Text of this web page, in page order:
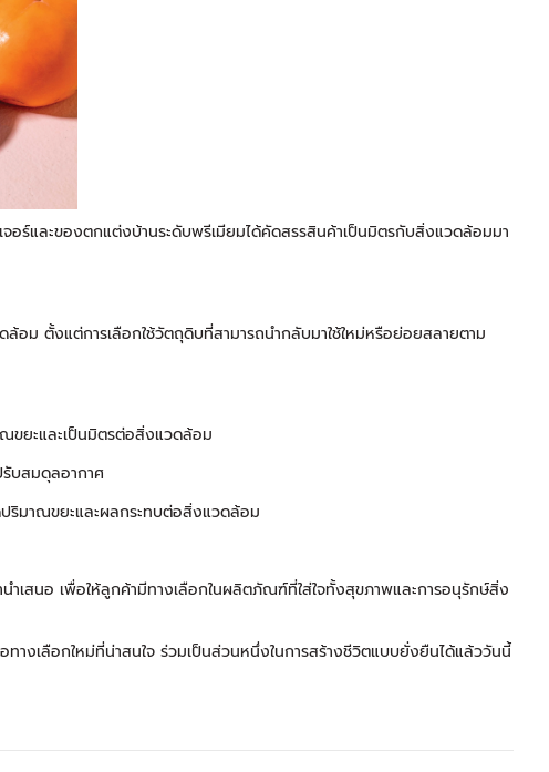
ร์และของตกแต่งบ้านระดับพรีเมียมได้คัดสรรสินค้าเป็นมิตรกับสิ่งแวดล้อมมา
ม ตั้งแต่การเลือกใช้วัตถุดิบที่สามารถนำกลับมาใช้ใหม่หรือย่อยสลายตาม
ขยะและเป็นมิตรต่อสิ่งแวดล้อม
บสมดุลอากาศ
ปริมาณขยะและผลกระทบต่อสิ่งแวดล้อม
เสนอ เพื่อให้ลูกค้ามีทางเลือกในผลิตภัณฑ์ที่ใส่ใจทั้งสุขภาพและการอนุรักษ์สิ่ง
งเลือกใหม่ที่น่าสนใจ ร่วมเป็นส่วนหนึ่งในการสร้างชีวิตแบบยั่งยืนได้แล้ววันนี้